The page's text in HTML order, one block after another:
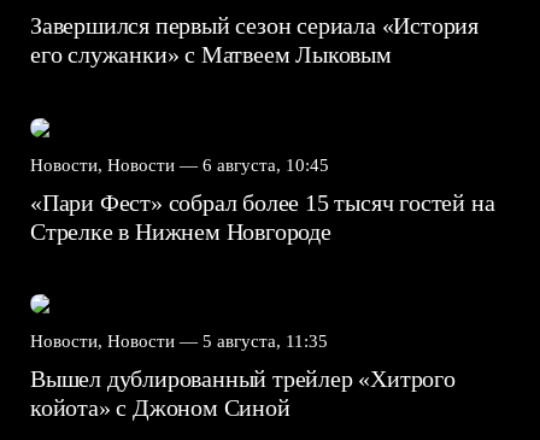
Завершился первый сезон сериала «История
его служанки» с Матвеем Лыковым
Новости, Новости — 6 августа, 10:45
«Пари Фест» собрал более 15 тысяч гостей на
Стрелке в Нижнем Новгороде
Новости, Новости — 5 августа, 11:35
Вышел дублированный трейлер «Хитрого
койота» с Джоном Синой